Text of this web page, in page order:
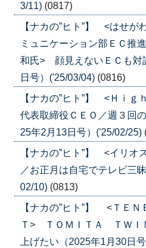
3/11) (0817)
【ナカの”ヒト”】 <はせ
ミュニケーション部ＥＣ推
和氏> 顔見えないＥＣも対
日号）('25/03/04) (0816)
【ナカの”ヒト”】 <Ｈｉ
代表取締役ＣＥＯ／週３回
25年2月13日号）('25/02/25)
【ナカの”ヒト”】 <イリ
／お正月は自宅でテレビ三
02/10) (0813)
【ナカの”ヒト”】 <ＴＥ
Ｔ> ＴＯＭＩＴＡ ＴＷＩ
上げたい（2025年1月30日